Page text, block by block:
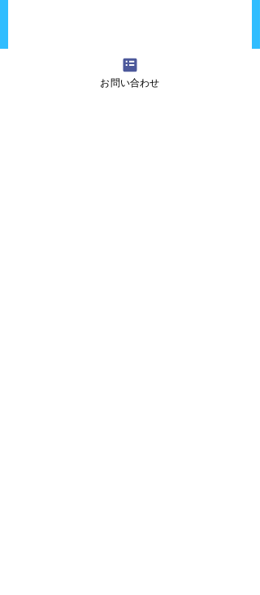
何かを企んでる目をしてる（笑）
お問い合わせ